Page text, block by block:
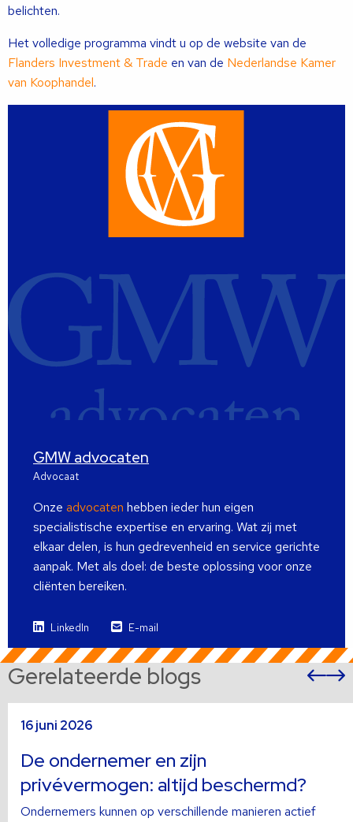
belichten.
Het volledige programma vindt u op de website van de
Flanders Investment & Trade en van de Nederlandse Kamer
van Koophandel.
GMW advocaten
Advocaat
Onze advocaten hebben ieder hun eigen
specialistische expertise en ervaring. Wat zij met
elkaar delen, is hun gedrevenheid en service gerichte
aanpak. Met als doel: de beste oplossing voor onze
cliënten bereiken.
LinkedIn E-mail
Gerelateerde blogs
16 juni 2026
De ondernemer en zijn
privévermogen: altijd beschermd?
Ondernemers kunnen op verschillende manieren actief
meer